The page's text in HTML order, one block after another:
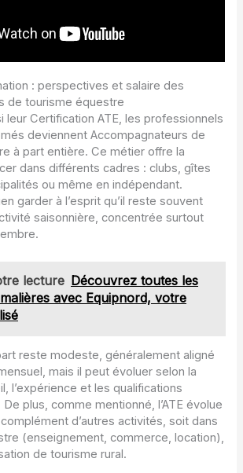
: perspectives et salaire des
de tourisme équestre
leur Certification ATE, les professionnels
deviennent Accompagnateurs de
à part entière. Ce métier offre la
dans différents cadres : clubs, gîtes
ou même en indépendant.
garder à l’esprit qu’il reste souvent
saisonnière, concentrée surtout
lecture Découvrez toutes les
avec Equipnord, votre
reste modeste, généralement aligné
mais il peut évoluer selon la
l’expérience et les qualifications
plus, comme mentionné, l’ATE évolue
d’autres activités, soit dans
(enseignement, commerce, location),
de tourisme rural.